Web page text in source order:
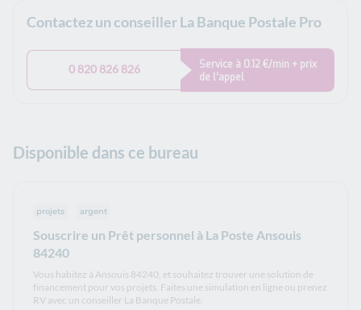
Contactez un conseiller La Banque Postale Pro
0 820 826 826
Service à 0.12 €/min + prix
de l’appel
Disponible dans ce bureau
Souscrire un Prêt personnel à La Poste Ansouis
84240
projets argent
Vous habitez à Ansouis 84240, et souhaitez trouver une solution de
financement pour vos projets. Faites une simulation en ligne ou prenez
RV avec un conseiller La Banque Postale.